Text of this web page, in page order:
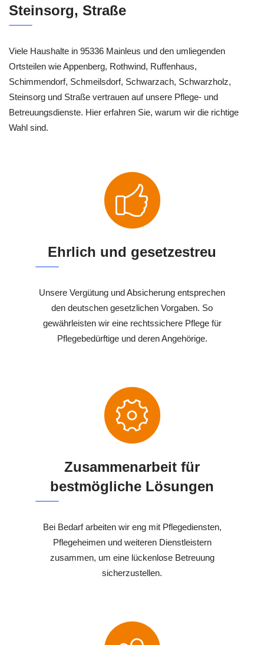
Steinsorg, Straße
Viele Haushalte in 95336 Mainleus und den umliegenden
Ortsteilen wie Appenberg, Rothwind, Ruffenhaus,
Schimmendorf, Schmeilsdorf, Schwarzach, Schwarzholz,
Steinsorg und Straße vertrauen auf unsere Pflege- und
Betreuungsdienste. Hier erfahren Sie, warum wir die richtige
Wahl sind.
Ehrlich und gesetzestreu
Unsere Vergütung und Absicherung entsprechen
den deutschen gesetzlichen Vorgaben. So
gewährleisten wir eine rechtssichere Pflege für
Pflegebedürftige und deren Angehörige.
Zusammenarbeit für
bestmögliche Lösungen
Bei Bedarf arbeiten wir eng mit Pflegediensten,
Pflegeheimen und weiteren Dienstleistern
zusammen, um eine lückenlose Betreuung
sicherzustellen.